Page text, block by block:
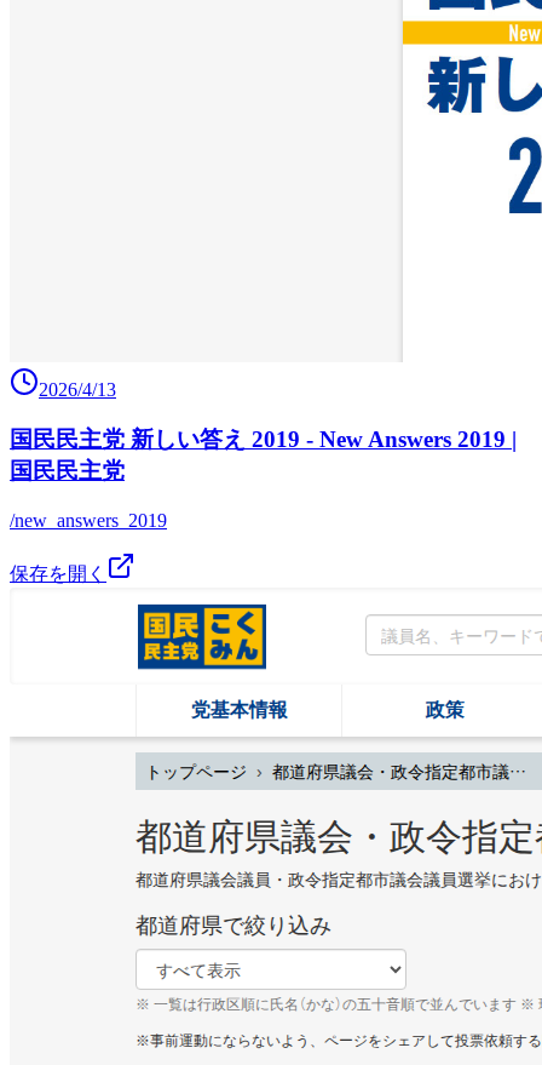
2026/4/13
国民民主党 新しい答え 2019 - New Answers 2019 |
国民民主党
/new_answers_2019
保存を開く